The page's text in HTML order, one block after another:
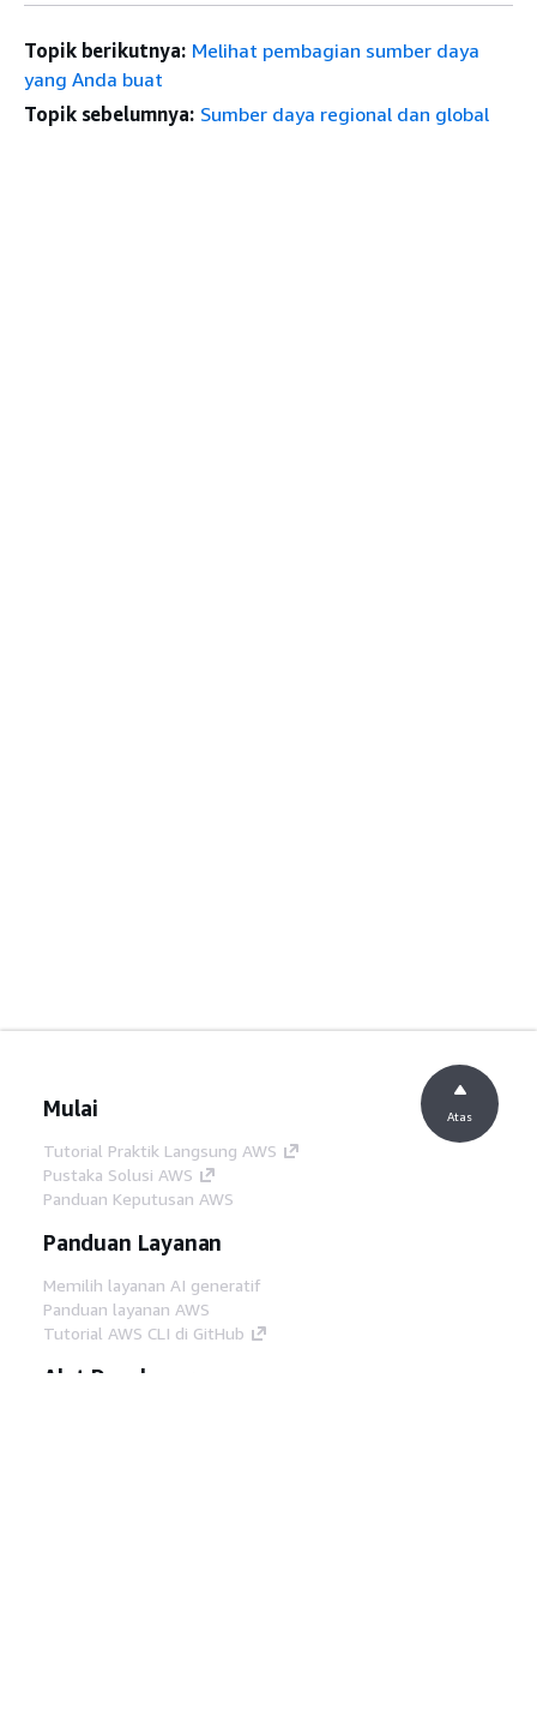
Topik berikutnya: Melihat pembagian sumber daya
yang Anda buat
Topik sebelumnya: Sumber daya regional dan global
Mulai
Tutorial Praktik Langsung AWS
Pustaka Solusi AWS
Panduan Keputusan AWS
Panduan Layanan
Memilih layanan AI generatif
Panduan layanan AWS
Tutorial AWS CLI di GitHub
Alat Developer
Atas